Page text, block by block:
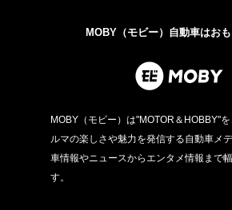
MOBY（モビー）自動車はおも
MOBY（モビー）は"MOTOR＆HOBBY"
ルマの楽しさや魅力を発信する自動車メ
車情報やニュースからエンタメ情報まで
す。